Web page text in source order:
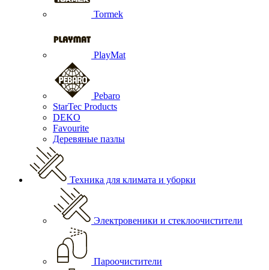
Tormek
PlayMat
Pebaro
StarTec Products
DEKO
Favourite
Деревяные пазлы
Техника для климата и уборки
Электровеники и стеклоочистители
Пароочистители